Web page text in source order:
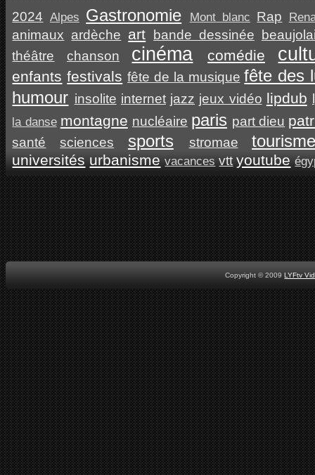
2024 Alpes Gastronomie Mont blanc Rap
animaux ardèche art bande dessinée
théâtre
chanson cinéma comédie
enfants festivals fête de la musique fête des
humour insolite internet jazz jeux vidéo lipdub
la danse montagne nucléaire paris part dieu
santé sciences sports stromae
universités urbanisme vacances vtt youtube
Copyright © 2009 LYFtv